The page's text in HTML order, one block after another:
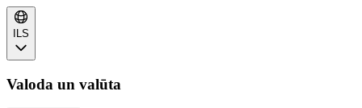
ILS
Valoda un valūta